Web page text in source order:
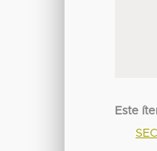
Este